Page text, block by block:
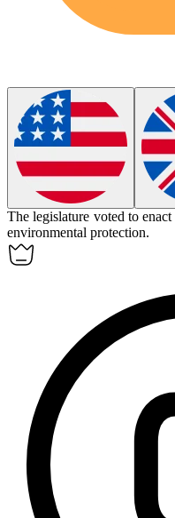
The legislature voted toenact
environmental protection.